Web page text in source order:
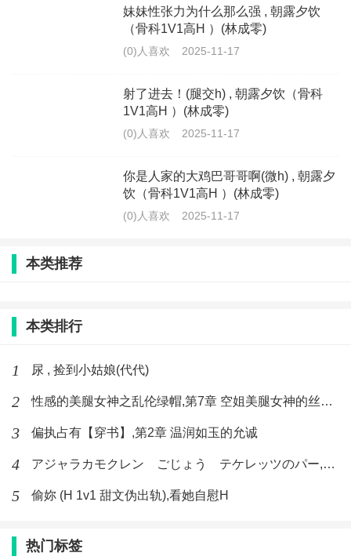
妹妹性张力为什么那么强 , 朝露夕饮
（骨科1V1高H ）(林成零)
(0)人喜欢 2025-11-17
射了进去！(腿交h) , 朝露夕饮（骨科
1V1高H ）(林成零)
(0)人喜欢 2025-11-17
你是人家的大鸡巴哥哥啊(微h) , 朝露夕
饮（骨科1V1高H ）(林成零)
(0)人喜欢 2025-11-17
本类推荐
本类排行
1 尿 , 捡到小姑娘(代代)
2 性感的美腿女神之乱伦绿帽,第7章 空姐美腿女神的丝袜足交
3 偏执占有【穿书】,第2章 温润如玉的允诚
4 アジャラカモクレン ごじょう テケレッツのパー,【No. 42 Rube Goldberg Machine】十四
5 偷妳 (H 1v1 甜文伪出轨),看她自慰H
热门标签